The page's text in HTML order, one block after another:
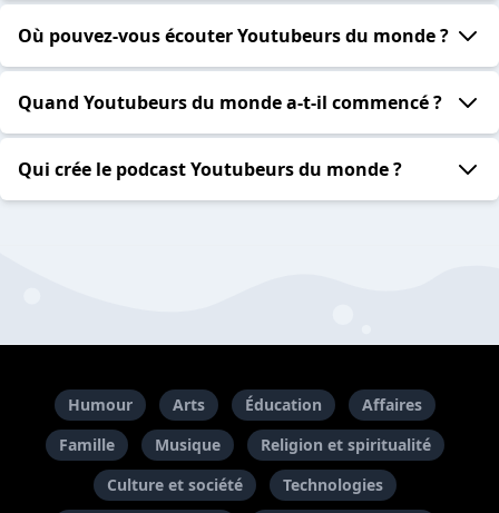
Où pouvez-vous écouter Youtubeurs du monde ?
Quand Youtubeurs du monde a-t-il commencé ?
Qui crée le podcast Youtubeurs du monde ?
Humour Arts Éducation
Affaires
Famille
Musique
Religion et spiritualité
Culture et société
Technologies